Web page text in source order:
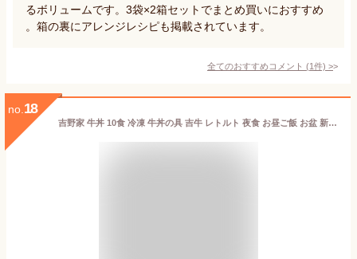
るボリュームです。3袋×2箱セットでまとめ買いにおすすめ
。箱の裏にアレンジレシピも掲載されています。
全てのおすすめコメント (1件) >
no. 18
吉野家 牛丼 10食 冷凍 牛丼の具 吉牛 レトルト 夜食 お昼ご飯 お盆 新生活応援 ※北海道、沖縄、その他離島へお届けの場合別途送料1,000円のご負担をお願いいたします